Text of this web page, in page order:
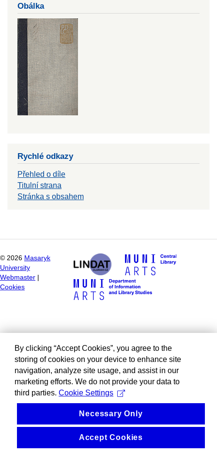
Obálka
Rychlé odkazy
Přehled o díle
Titulní strana
Stránka s obsahem
© 2026 Masaryk
University
Webmaster
Cookies
By clicking “Accept Cookies”, you agree to the
storing of cookies on your device to enhance site
navigation, analyze site usage, and assist in our
marketing efforts. We do not provide your data to
third parties. Cookie Settings
Necessary Only
Accept Cookies